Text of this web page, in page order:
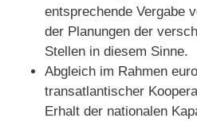
entsprechende Vergabe
der Planungen der
Stellen in diesem Sinne.
Abgleich im Rahmen
transatlantischer
Erhalt der nationalen